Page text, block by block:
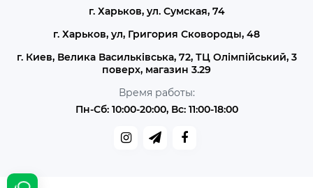
г. Харьков, ул. Сумская, 74
г. Харьков, ул, Григория Сковороды, 48
г. Киев, Велика Васильківська, 72, ТЦ Олімпійський, 3
поверх, магазин 3.29
Время работы:
Пн-Сб: 10:00-20:00, Вс: 11:00-18:00